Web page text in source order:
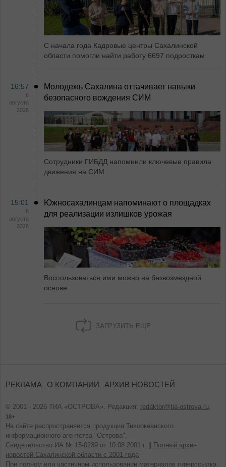
С начала года Кадровые центры Сахалинской
области помогли найти работу 6697 подросткам
16:57
6
августа
2026
Молодежь Сахалина оттачивает навыки
безопасного вождения СИМ
Сотрудники ГИБДД напомнили ключевые правила
движения на СИМ
15:01
6
августа
2026
Южносахалинцам напоминают о площадках
для реализации излишков урожая
Воспользоваться ими можно на безвозмездной
основе
ЗАГРУЗИТЬ ЕЩЕ
РЕКЛАМА О КОМПАНИИ АРХИВ НОВОСТЕЙ
© 2001 - 2026 ТИА «ОСТРОВА». Редакция: redaktor@tia-ostrova.ru.
18+
На сайте распространяется продукция Тихоокеанского
информационного агентства "Острова".
Свидетельство ИА № 15-0239 от 10.08.2001 г. ||
Полный архив
новостей Сахалинской области с 2001 года
При полном или частичном использовании материалов гиперссылка